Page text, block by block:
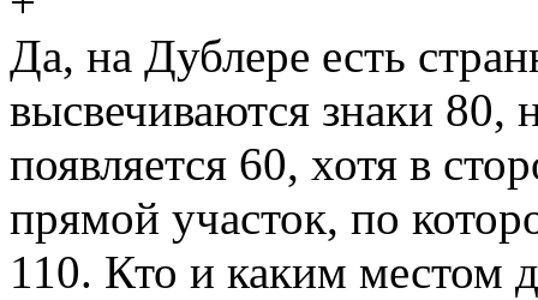
Да, на Дублере есть
высвечиваются знаки
появляется 60, хотя в
прямой участок, по
110. Кто и каким местом